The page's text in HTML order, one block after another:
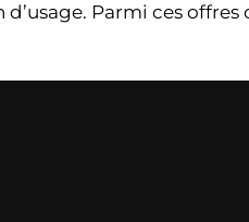
Parmi ces